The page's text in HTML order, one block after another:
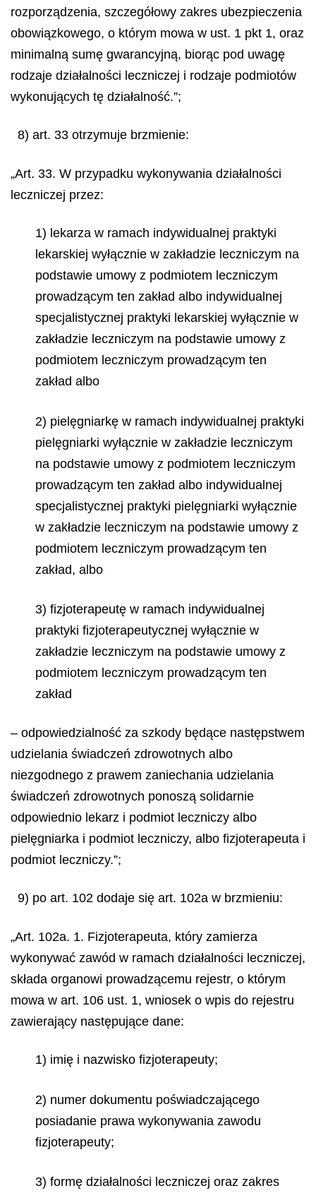
rozporządzenia, szczegółowy zakres ubezpieczenia
obowiązkowego, o którym mowa w ust. 1 pkt 1, oraz
minimalną sumę gwarancyjną, biorąc pod uwagę
rodzaje działalności leczniczej i rodzaje podmiotów
wykonujących tę działalność.”;
8) art. 33 otrzymuje brzmienie:
„Art. 33. W przypadku wykonywania działalności
leczniczej przez:
1) lekarza w ramach indywidualnej praktyki
lekarskiej wyłącznie w zakładzie leczniczym na
podstawie umowy z podmiotem leczniczym
prowadzącym ten zakład albo indywidualnej
specjalistycznej praktyki lekarskiej wyłącznie w
zakładzie leczniczym na podstawie umowy z
podmiotem leczniczym prowadzącym ten
zakład albo
2) pielęgniarkę w ramach indywidualnej praktyki
pielęgniarki wyłącznie w zakładzie leczniczym
na podstawie umowy z podmiotem leczniczym
prowadzącym ten zakład albo indywidualnej
specjalistycznej praktyki pielęgniarki wyłącznie
w zakładzie leczniczym na podstawie umowy z
podmiotem leczniczym prowadzącym ten
zakład, albo
3) fizjoterapeutę w ramach indywidualnej
praktyki fizjoterapeutycznej wyłącznie w
zakładzie leczniczym na podstawie umowy z
podmiotem leczniczym prowadzącym ten
zakład
– odpowiedzialność za szkody będące następstwem
udzielania świadczeń zdrowotnych albo
niezgodnego z prawem zaniechania udzielania
świadczeń zdrowotnych ponoszą solidarnie
odpowiednio lekarz i podmiot leczniczy albo
pielęgniarka i podmiot leczniczy, albo fizjoterapeuta i
podmiot leczniczy.”;
9) po art. 102 dodaje się art. 102a w brzmieniu:
„Art. 102a. 1. Fizjoterapeuta, który zamierza
wykonywać zawód w ramach działalności leczniczej,
składa organowi prowadzącemu rejestr, o którym
mowa w art. 106 ust. 1, wniosek o wpis do rejestru
zawierający następujące dane:
1) imię i nazwisko fizjoterapeuty;
2) numer dokumentu poświadczającego
posiadanie prawa wykonywania zawodu
fizjoterapeuty;
3) formę działalności leczniczej oraz zakres